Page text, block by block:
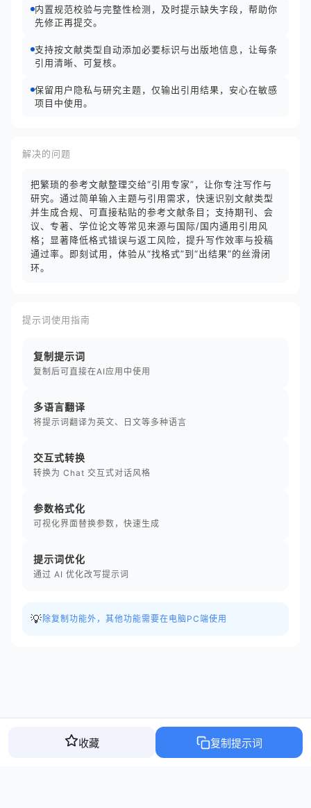
内置规范校验与完整性检测，及时提示缺失字段，帮助你
先修正再提交。
支持按文献类型自动添加必要标识与出版地信息，让每条
引用清晰、可复核。
保留用户隐私与研究主题，仅输出引用结果，安心在敏感
项目中使用。
解决的问题
把繁琐的参考文献整理交给“引用专家”，让你专注写作与
研究。通过简单输入主题与引用需求，快速识别文献类型
并生成合规、可直接粘贴的参考文献条目；支持期刊、会
议、专著、学位论文等常见来源与国际/国内通用引用风
格；显著降低格式错误与返工风险，提升写作效率与投稿
通过率。即刻试用，体验从“找格式”到“出结果”的丝滑闭
环。
提示词使用指南
复制提示词
复制后可直接在AI应用中使用
多语言翻译
将提示词翻译为英文、日文等多种语言
交互式转换
转换为 Chat 交互式对话风格
参数格式化
可视化界面替换参数，快速生成
提示词优化
通过 AI 优化改写提示词
💡 除复制功能外，其他功能需要在电脑PC端使用
收藏 复制提示词